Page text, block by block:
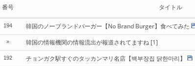
番号 タイトル
194 韓国のノーブランドバーガー【No Brand Burger】食べてみた
» 韓国の情報機関の情報流出が報道されてますね [1]
192 チョンガク駅すぐのタッカンマリ名店【백부장집 닭한마리】